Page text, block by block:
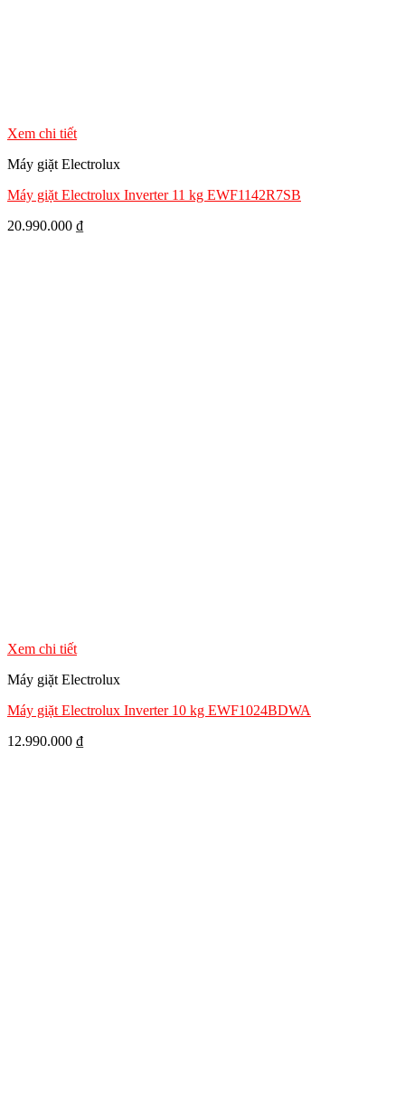
Xem chi tiết
Máy giặt Electrolux
Máy giặt Electrolux Inverter 11 kg EWF1142R7SB
20.990.000 ₫
Xem chi tiết
Máy giặt Electrolux
Máy giặt Electrolux Inverter 10 kg EWF1024BDWA
12.990.000 ₫